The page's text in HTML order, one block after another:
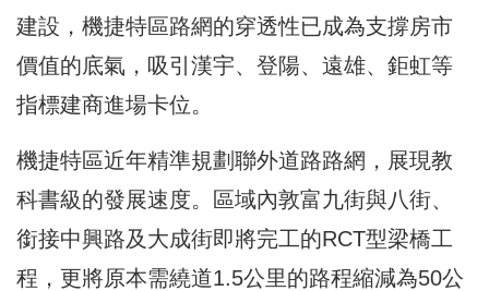
建設，機捷特區路網的穿透性已成為支撐房市
價值的底氣，吸引漢宇、登陽、遠雄、鉅虹等
指標建商進場卡位。
機捷特區近年精準規劃聯外道路路網，展現教
科書級的發展速度。區域內敦富九街與八街、
銜接中興路及大成街即將完工的RCT型梁橋工
程，更將原本需繞道1.5公里的路程縮減為50公